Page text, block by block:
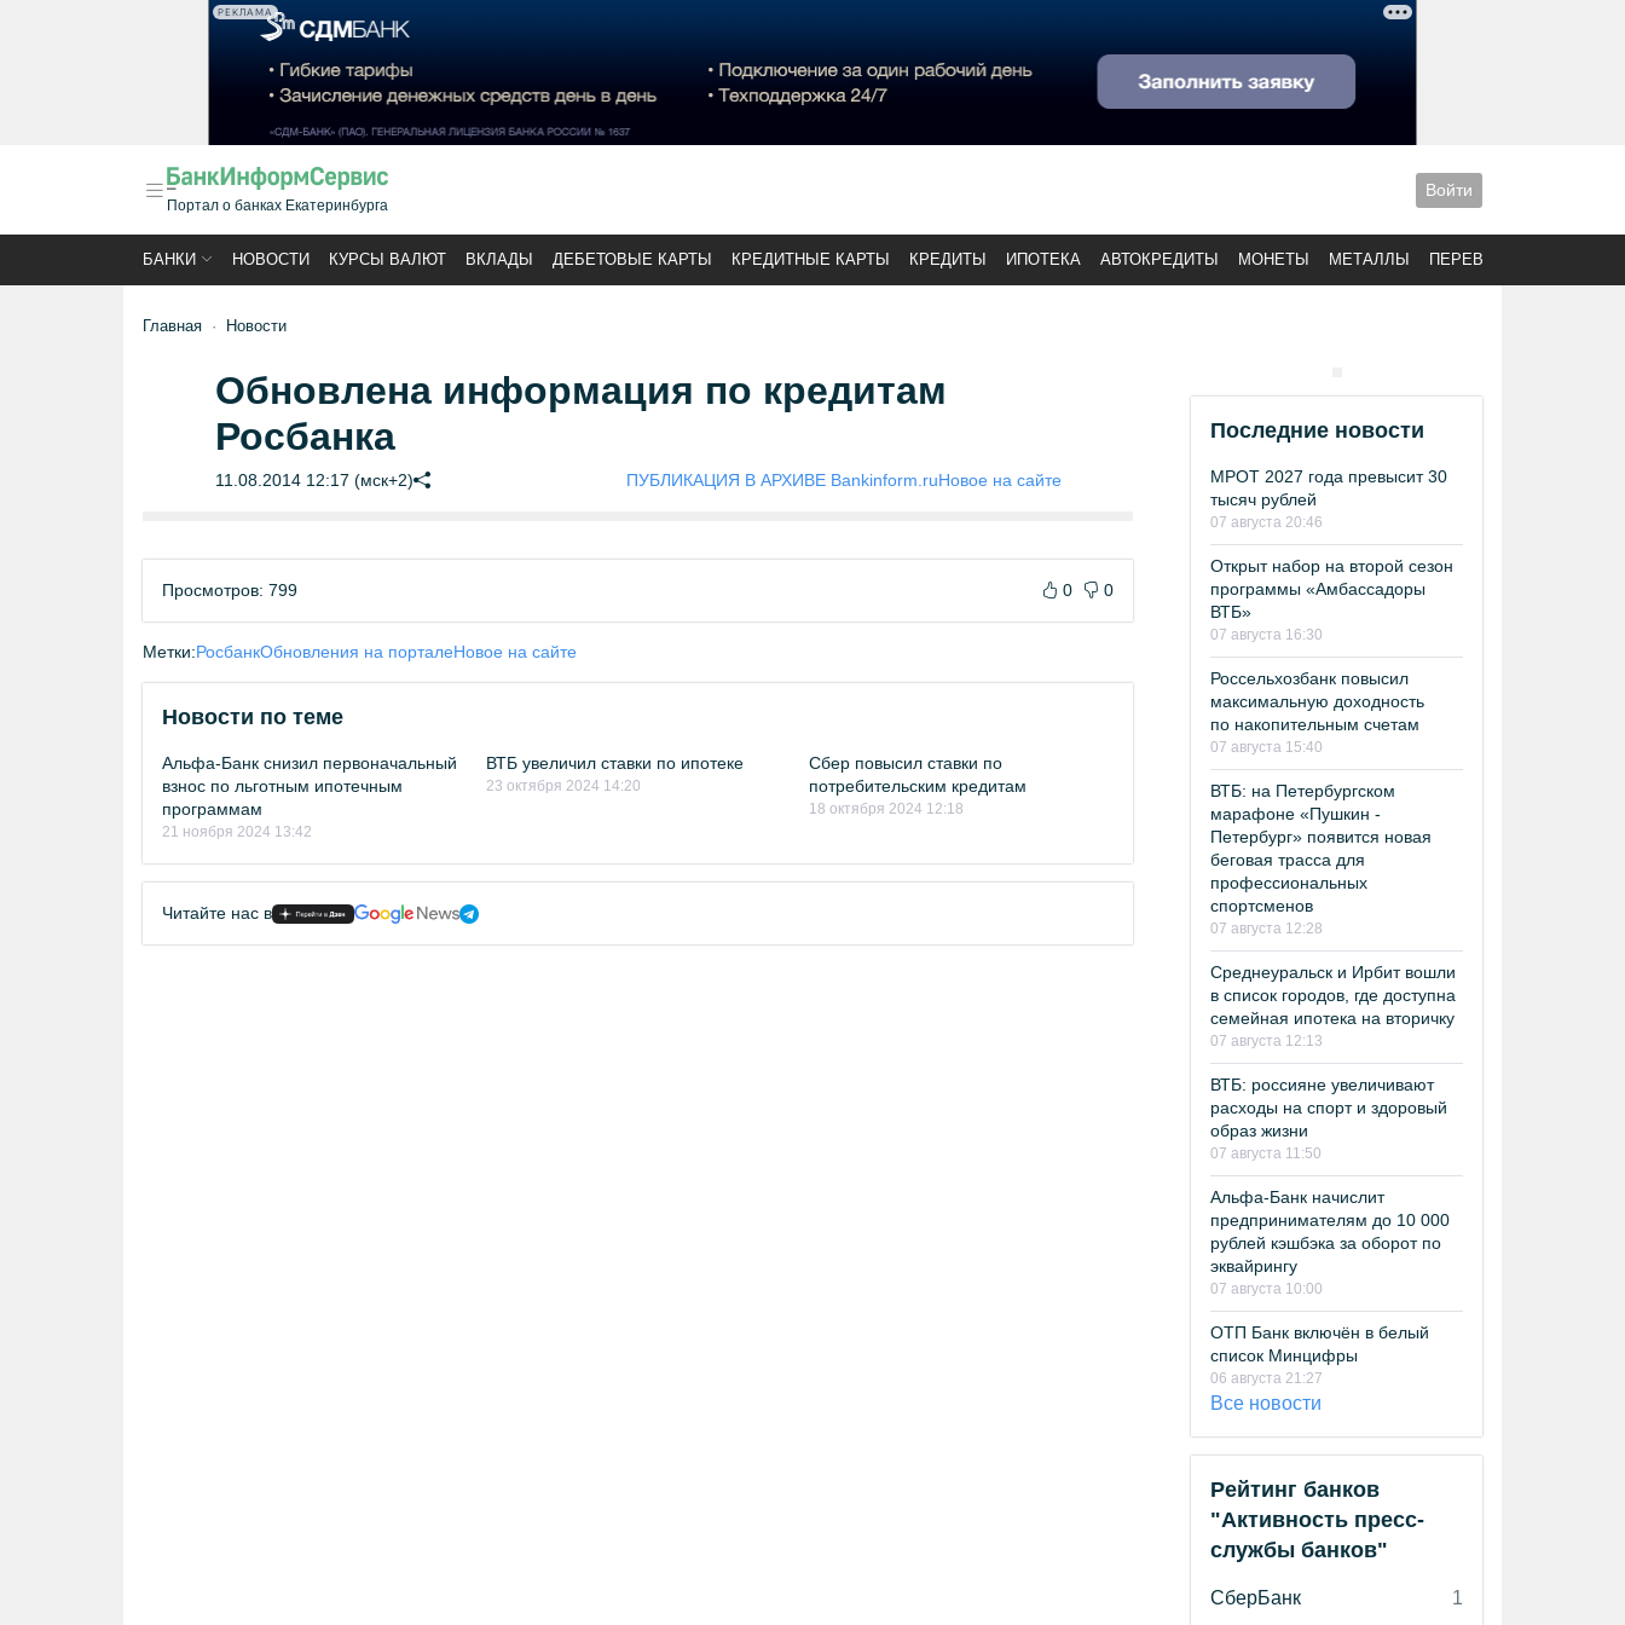
РЕКЛАМА
Портал о банках Екатеринбурга
Войти
БАНКИ НОВОСТИ КУРСЫ ВАЛЮТ ВКЛАДЫ ДЕБЕТОВЫЕ КАРТЫ КРЕДИТНЫЕ КАРТЫ КРЕДИТЫ ИПОТЕКА АВТОКРЕДИТЫ МОНЕТЫ МЕТАЛЛЫ ПЕРЕВОДЫ
Главная Новости
Обновлена информация по кредитам
Росбанка
11.08.2014 12:17 (мск+2) ПУБЛИКАЦИЯ В АРХИВЕ Bankinform.ruНовое на сайте
Просмотров: 799 0 0
Метки:РосбанкОбновления на порталеНовое на сайте
Новости по теме
Альфа-Банк снизил первоначальный
взнос по льготным ипотечным
программам
21 ноября 2024 13:42
ВТБ увеличил ставки по ипотеке
23 октября 2024 14:20
Сбер повысил ставки по
потребительским кредитам
18 октября 2024 12:18
Читайте нас в
Последние новости
МРОТ 2027 года превысит 30
тысяч рублей
07 августа 20:46
Открыт набор на второй сезон
программы «Амбассадоры
ВТБ»
07 августа 16:30
Россельхозбанк повысил
максимальную доходность
по накопительным счетам
07 августа 15:40
ВТБ: на Петербургском
марафоне «Пушкин -
Петербург» появится новая
беговая трасса для
профессиональных
спортсменов
07 августа 12:28
Среднеуральск и Ирбит вошли
в список городов, где доступна
семейная ипотека на вторичку
07 августа 12:13
ВТБ: россияне увеличивают
расходы на спорт и здоровый
образ жизни
07 августа 11:50
Альфа-Банк начислит
предпринимателям до 10 000
рублей кэшбэка за оборот по
эквайрингу
07 августа 10:00
ОТП Банк включён в белый
список Минцифры
06 августа 21:27
Все новости
Рейтинг банков
"Активность пресс-
службы банков"
СберБанк
1